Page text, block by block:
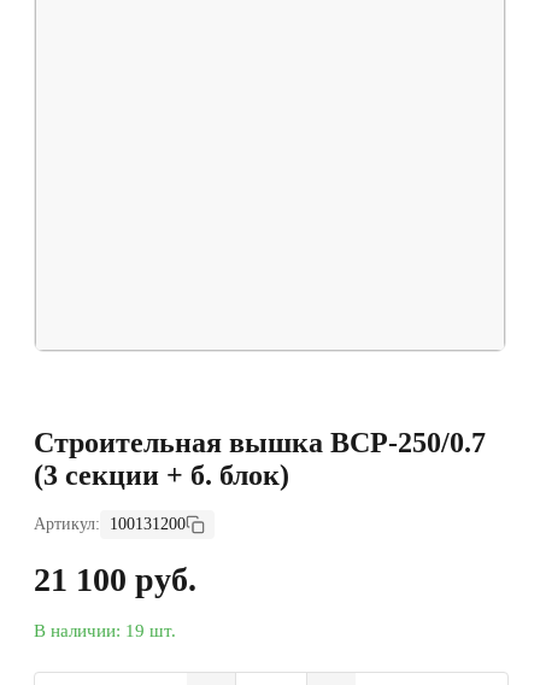
Строительная вышка ВСР-250/0.7
(3 секции + б. блок)
Артикул: 100131200
21 100 руб.
В наличии: 19 шт.